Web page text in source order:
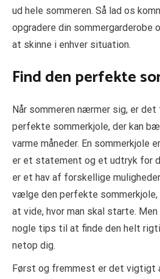
ud hele sommeren. Så lad os
opgradere din sommergarderobe
at skinne i enhver situation.
Find den perfekte
Når sommeren nærmer sig, er
perfekte sommerkjole, der kan
varme måneder. En sommerkjole
er et statement og et udtryk for
er et hav af forskellige
vælge den perfekte
at vide, hvor man skal starte.
nogle tips til at finde den helt
netop dig.
Først og fremmest er det vigtigt